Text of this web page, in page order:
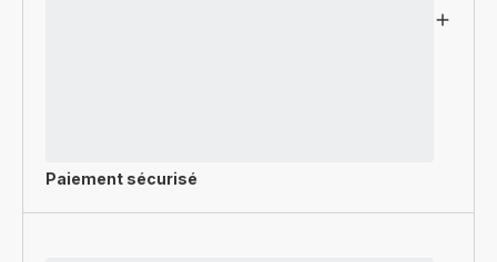
Paiement sécurisé